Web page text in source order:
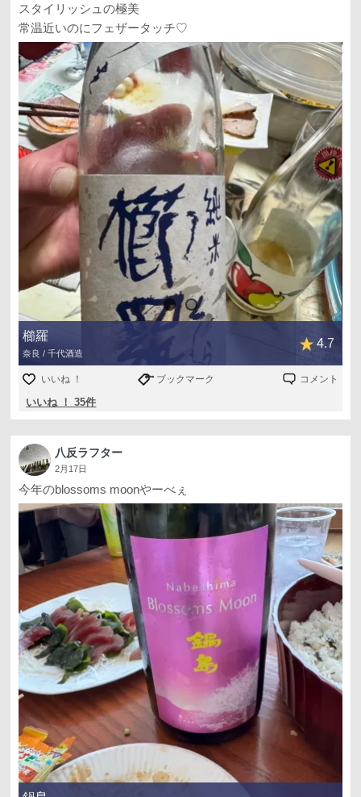
スタイリッシュの極美
常温近いのにフェザータッチ♡
櫛羅
奈良 / 千代酒造
4.7
いいね ！ ブックマーク コメント
いいね ！ 35件
八反ラフター
2月17日
今年のblossoms moonやーべぇ